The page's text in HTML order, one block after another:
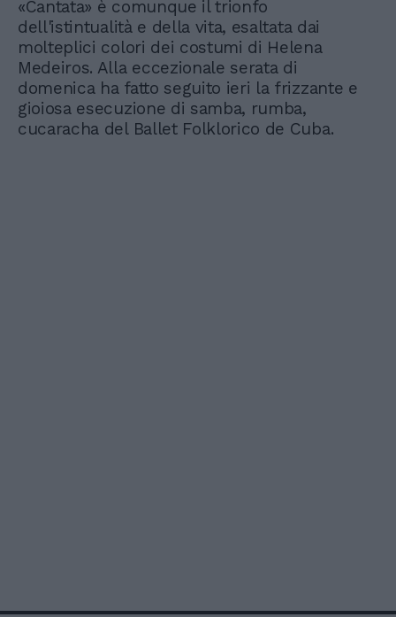
«Cantata» è comunque il trionfo
dell'istintualità e della vita, esaltata dai
molteplici colori dei costumi di Helena
Medeiros. Alla eccezionale serata di
domenica ha fatto seguito ieri la frizzante e
gioiosa esecuzione di samba, rumba,
cucaracha del Ballet Folklorico de Cuba.